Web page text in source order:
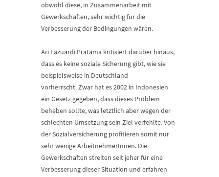
obwohl diese, in Zusammenarbeit mit
Gewerkschaften, sehr wichtig für die
Verbesserung der Bedingungen wären.
Ari Lazuardi Pratama kritisiert darüber hinaus,
dass es keine soziale Sicherung gibt, wie sie
beispielsweise in Deutschland
vorherrscht. Zwar hat es 2002 in Indonesien
ein Gesetz gegeben, dass dieses Problem
beheben sollte, was letztlich aber wegen der
schlechten Umsetzung sein Ziel verfehlte. Von
der Sozialversicherung profitieren somit nur
sehr wenige ArbeitnehmerInnen. Die
Gewerkschaften streiten seit jeher für eine
Verbesserung dieser Situation und erfahren